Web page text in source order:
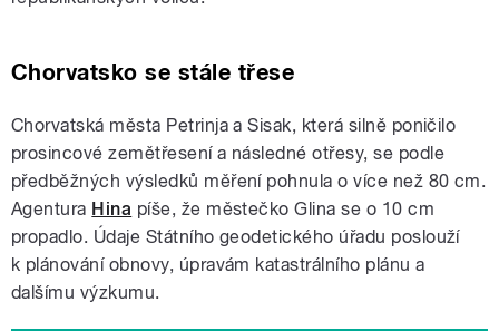
Chorvatsko se stále třese
Chorvatská města Petrinja a Sisak, která silně poničilo
prosincové zemětřesení a následné otřesy, se podle
předběžných výsledků měření pohnula o více než 80 cm.
Agentura Hina píše, že městečko Glina se o 10 cm
propadlo. Údaje Státního geodetického úřadu poslouží
k plánování obnovy, úpravám katastrálního plánu a
dalšímu výzkumu.